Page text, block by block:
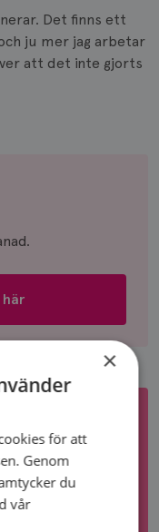
Det finns ett
ju mer jag arbetar
att det inte gjorts
här
×
för att
Genom
du
vår